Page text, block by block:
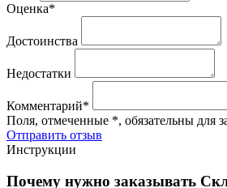
Оценка*
Достоинства
Недостатки
Комментарий*
Поля, отмеченные *, обязательны для
Отправить отзыв
Инструкции
Почему нужно заказывать